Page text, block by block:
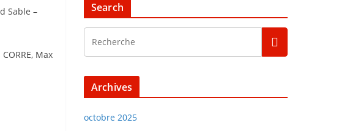
Sable –
Max
Search
Archives
octobre 2025